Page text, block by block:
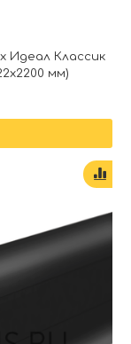
Идеал Классик
мм)